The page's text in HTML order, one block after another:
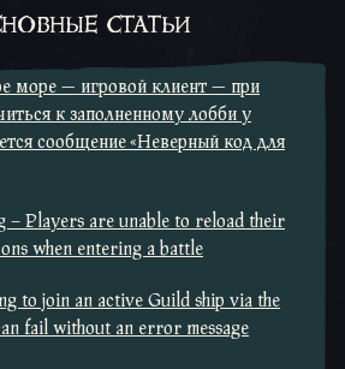
статьи
море — игровой клиент — при
к заполненному лобби у
сообщение «Неверный код для
– Players are unable to reload their
when entering a battle
to join an active Guild ship via the
fail without an error message